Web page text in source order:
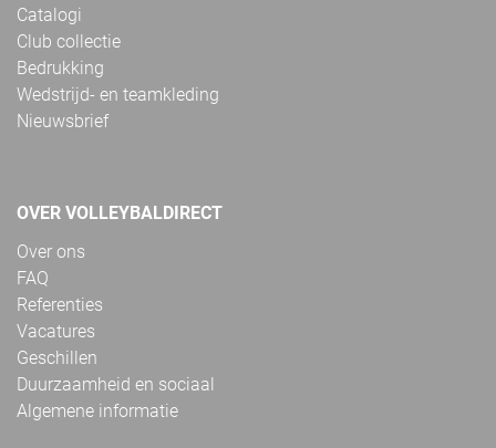
Catalogi
Club collectie
Bedrukking
Wedstrijd- en teamkleding
Nieuwsbrief
OVER VOLLEYBALDIRECT
Over ons
FAQ
Referenties
Vacatures
Geschillen
Duurzaamheid en sociaal
Algemene informatie